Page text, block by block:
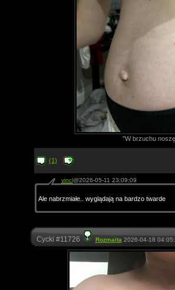
"W brzuchu
(1)
vincl@2026-05-11 23:09:09
Ale nabrzmiałe.. wyglądają na bardzo twarde
Cycki #11726 Rozmaita 2026-04-18